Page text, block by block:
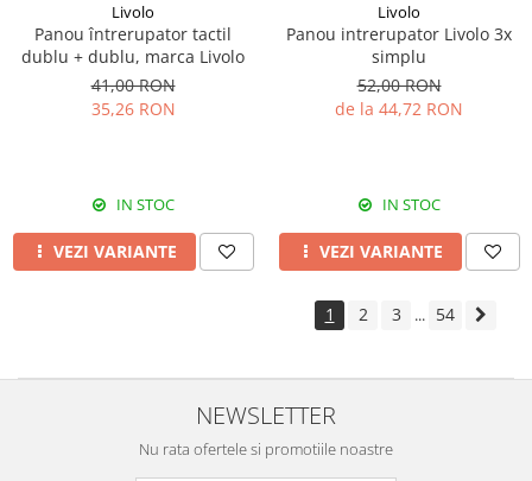
Livolo
Panou întrerupator tactil
dublu + dublu, marca Livolo
41,00 RON
35,26 RON
IN STOC
VEZI VARIANTE
Livolo
Panou intrerupator Livolo 3x
simplu
52,00 RON
de la 44,72 RON
IN STOC
VEZI VARIANTE
1 2 3 ... 54
NEWSLETTER
Nu rata ofertele si promotiile noastre